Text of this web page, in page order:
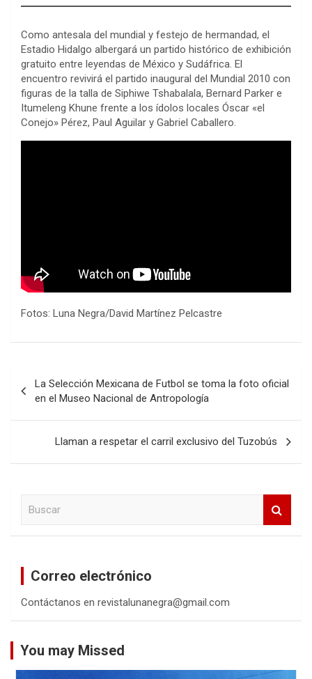
Como antesala del mundial y festejo de hermandad, el
Estadio Hidalgo albergará un partido histórico de exhibición
gratuito entre leyendas de México y Sudáfrica. El
encuentro revivirá el partido inaugural del Mundial 2010 con
figuras de la talla de Siphiwe Tshabalala, Bernard Parker e
Itumeleng Khune frente a los ídolos locales Óscar «el
Conejo» Pérez, Paul Aguilar y Gabriel Caballero.
Fotos: Luna Negra/David Martínez Pelcastre
de
entradas
La Selección Mexicana de Futbol se toma la foto oficial
en el Museo Nacional de Antropología
Llaman a respetar el carril exclusivo del Tuzobús
Correo electrónico
Contáctanos en revistalunanegra@gmail.com
You may Missed